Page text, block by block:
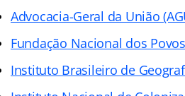
Advocacia-Geral da União
Fundação Nacional dos
Instituto Brasileiro de